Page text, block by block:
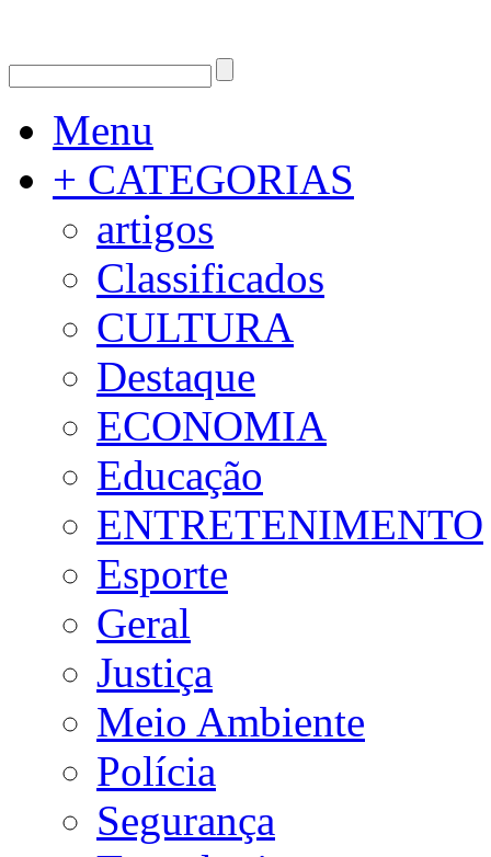
Menu
+ CATEGORIAS
artigos
Classificados
CULTURA
Destaque
ECONOMIA
Educação
ENTRETENIMENTO
Esporte
Geral
Justiça
Meio Ambiente
Polícia
Segurança